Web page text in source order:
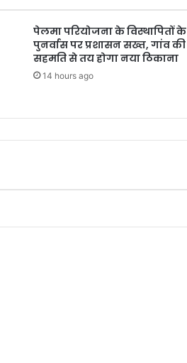
पेलमा परियोजना के विस्थापितों के
पुनर्वास पर प्रशासन सख्त, गांव की
सहमति से तय होगा नया ठिकाना
14 hours ago